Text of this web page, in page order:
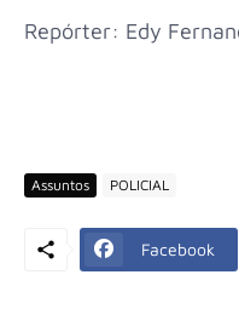
Repórter: Edy
Assuntos POLICIAL
Facebook